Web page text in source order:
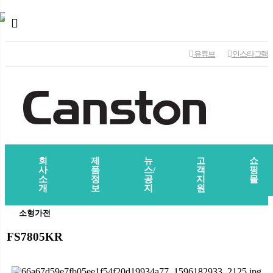
유튜브 인스타그램
회
사
소
개
제
품
정
보
뉴
스/
공
지
고
객
지
원
쇼
핑
몰
소형가전
FS7805KR